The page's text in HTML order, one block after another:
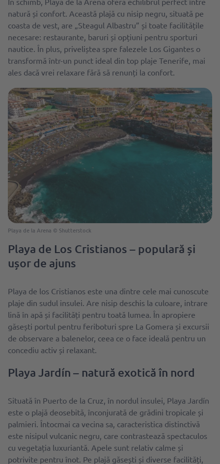
natură și confort. Această plajă cu nisip negru, situată pe
coasta de vest, are „Steagul Albastru” și toate facilitățile
necesare: restaurante, baruri și opțiuni pentru sporturi
nautice. În plus, priveliștea spre falezele Los Gigantes o
transformă într-un punct ideal din top plaje Tenerife, mai
ales dacă vrei relaxare fără să renunți la confort.
Playa de la Arena © Shutterstock
Playa de Los Cristianos – populară și
ușor de ajuns
Playa de los Cristianos este una dintre cele mai cunoscute
plaje din sudul insulei. Are nisip deschis la culoare, intrare
lină în apă și facilități pentru toată lumea. În apropiere
găsești portul pentru feriboturi spre La Gomera și excursii
de observare a balenelor, ceea ce o face ideală pentru un
concediu activ și relaxant.
Playa Jardín – natură exotică în nord
Situată în Puerto de la Cruz, în nordul insulei, Playa Jardín
este o plajă deosebită, înconjurată de grădini tropicale și
palmieri. Întocmai ca vecina sa, caracteristica distinctivă
este nisipul vulcanic negru, care contrastează spectaculos
cu vegetația luxuriantă. Apele sunt relativ calme și
potrivite pentru înot. Pe plajă găsești și diverse facilități,